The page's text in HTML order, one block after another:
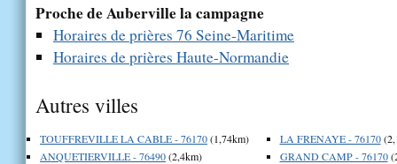
Proche de Auberville la campagne
Horaires de prières 76 Seine-Maritime
Horaires de prières Haute-Normandie
Autres villes
TOUFFREVILLE LA CABLE - 76170(1,74km)
ANQUETIERVILLE - 76490(2,4km)
LA FRENAYE - 76170
GRAND CAMP - 76170